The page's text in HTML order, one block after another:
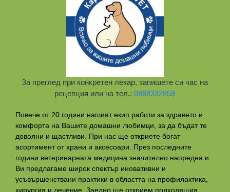
За преглед при конкретен лекар, запишете си час на
рецепция или на тел.:0888332859
Повече от 20 години нашият екип работи за здравето и
комфорта на Вашите домашни любимци, за да бъдат те
доволни и щастливи. При нас ще откриете богат
асортимент от храни и аксесоари. През последните
години ветеринарната медицина значително напредна и
Ви предлагаме широк спектър иновативни и
усъвършенствани практики в областта на профилактикa,
хирургия и лечение. Заедно ще открием подходящия